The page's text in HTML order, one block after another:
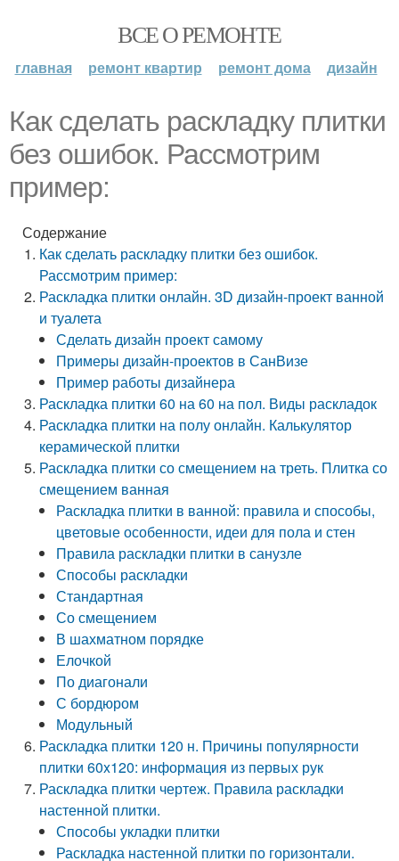
ВСЕ О РЕМОНТЕ
главная ремонт квартир ремонт дома дизайн
Как сделать раскладку плитки
без ошибок. Рассмотрим
пример:
Содержание
Как сделать раскладку плитки без ошибок.
Рассмотрим пример:
Раскладка плитки онлайн. 3D дизайн-проект ванной
и туалета
Сделать дизайн проект самому
Примеры дизайн-проектов в СанВизе
Пример работы дизайнера
Раскладка плитки 60 на 60 на пол. Виды раскладок
Раскладка плитки на полу онлайн. Калькулятор
керамической плитки
Раскладка плитки со смещением на треть. Плитка со
смещением ванная
Раскладка плитки в ванной: правила и способы,
цветовые особенности, идеи для пола и стен
Правила раскладки плитки в санузле
Способы раскладки
Стандартная
Со смещением
В шахматном порядке
Елочкой
По диагонали
С бордюром
Модульный
Раскладка плитки 120 н. Причины популярности
плитки 60x120: информация из первых рук
Раскладка плитки чертеж. Правила раскладки
настенной плитки.
Способы укладки плитки
Раскладка настенной плитки по горизонтали.